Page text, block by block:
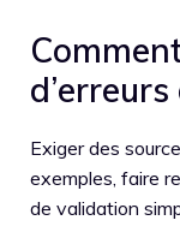
Exiger des
exemples, faire
de validation